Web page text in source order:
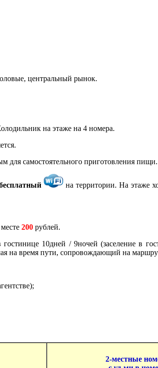
центральный рынок.
на этаже на 4 номера.
для самостоятельного приготовления пищи.
на территории. На этаже
200 рублей.
10дней / 9ночей (заселение в
на время пути, сопровождающий на
2-местные